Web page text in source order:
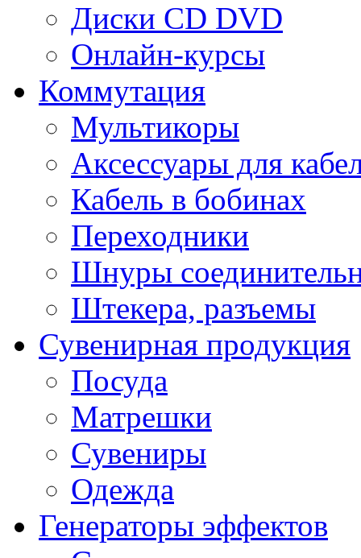
Диски CD DVD
Онлайн-курсы
Коммутация
Мультикоры
Аксессуары для
Кабель в бобинах
Переходники
Шнуры
Штекера, разъемы
Сувенирная продукция
Посуда
Матрешки
Сувениры
Одежда
Генераторы эффектов